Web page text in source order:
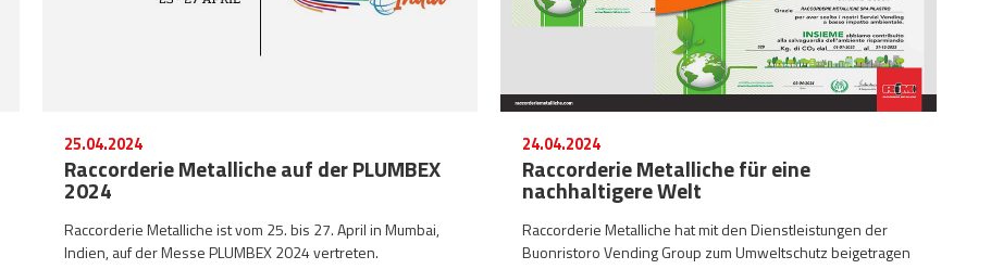
25.04.2024
Raccorderie Metalliche auf der PLUMBEX
2024
Raccorderie Metalliche ist vom 25. bis 27. April in Mumbai,
Indien, auf der Messe PLUMBEX 2024 vertreten.
24.04.2024
Raccorderie Metalliche für eine
nachhaltigere Welt
Raccorderie Metalliche hat mit den Dienstleistungen der
Buonristoro Vending Group zum Umweltschutz beigetragen